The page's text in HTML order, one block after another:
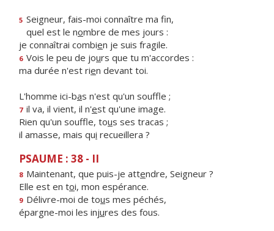
5 Seigneur, fais-moi connaître ma fin,
quel est le nombre de mes jours :
je connaîtrai combien je suis fragile.
6 Vois le peu de jours que tu m'accordes :
ma durée n'est rien devant toi.
L'homme ici-bas n'est qu'un souffle ;
7 il va, il vient, il n'est qu'une image.
Rien qu'un souffle, tous ses tracas ;
il amasse, mais qui recueillera ?
PSAUME : 38 - II
8 Maintenant, que puis-je attendre, Seigneur ?
Elle est en toi, mon espérance.
9 Délivre-moi de tous mes péchés,
épargne-moi les injures des fous.